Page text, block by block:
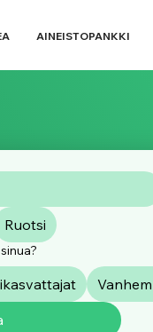
AINEISTOPANKKI
Ruotsi